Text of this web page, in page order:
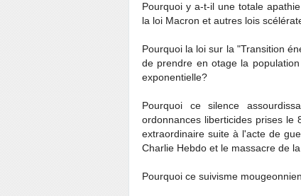
Pourquoi y a-t-il une totale
la loi Macron et autres lois
Pourquoi la loi sur la "Transition
de prendre en otage la
exponentielle?
Pourquoi ce silence
ordonnances liberticides prises le
extraordinaire suite à l'acte de
Charlie Hebdo et le massacre de
Pourquoi ce suivisme